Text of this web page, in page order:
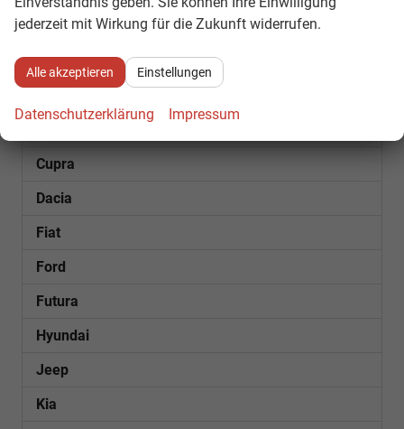
SOFORT VERFÜGBAR
Audi
Cupra
Dacia
Fiat
Ford
Futura
Hyundai
Jeep
Kia
jederzeit mit Wirkung für die Zukunft widerrufen.
Alle akzeptieren Einstellungen
Datenschutzerklärung Impressum